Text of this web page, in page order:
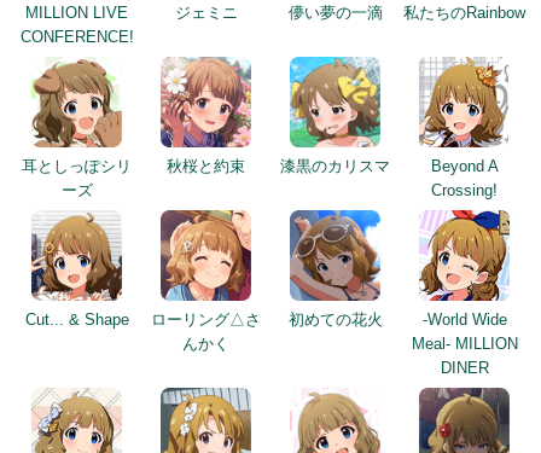
MILLION LIVE
CONFERENCE!
ジェミニ 儚い夢の一滴 私たちのRainbow
耳としっぽシリ
ーズ
秋桜と約束 漆黒のカリスマ
Beyond A
Crossing!
Cut... & Shape
ローリング△さ
んかく
初めての花火
-World Wide
Meal- MILLION
DINER